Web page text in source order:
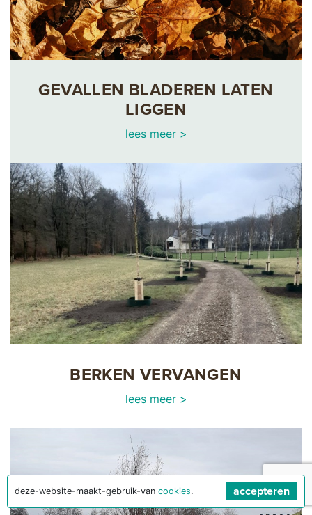
GEVALLEN BLADEREN LATEN
LIGGEN
lees meer >
BERKEN VERVANGEN
lees meer >
deze-website-maakt-gebruik-van cookies. accepteren